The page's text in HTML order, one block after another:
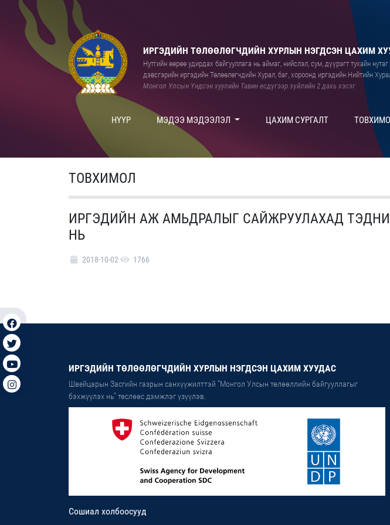
ИРГЭДИЙН ТӨЛӨӨЛӨГЧДИЙН ХУРЛЫН НЭГДСЭН ЦАХИМ
Нутгийн өөрөө удирдах байгууллага нь аймаг, нийслэл, сум, дүүрэгт тухайн нутаг
дэвсгэрийн иргэдийн Төлөөлөгчдийн Хурал, баг, хороонд иргэдийн Нийтийн
Монгол Улсын Үндсэн хуулийн Тавин есдүгээр зүйлийн 2 дахь хэсэг
НҮҮР МЭДЭЭ МЭДЭЭЛЭЛ ЦАХИМ СУРГАЛТ
ТОВХИМОЛ
ИРГЭДИЙН АЖ АМЬДРАЛЫГ САЙЖРУУЛАХАД
НЬ
2018-10-02 1766
ИРГЭДИЙН ТӨЛӨӨЛӨГЧДИЙН ХУРЛЫН НЭГДСЭН ЦАХИМ ХУУДАС
Швейцарын Засгийн газрын санхүүжилттэй “Монгол Улсын төлөөллийн байгууллагыг
бэхжүүлэх нь” төслөөс дэмжлэг үзүүлэв.
Сошиал холбоосууд